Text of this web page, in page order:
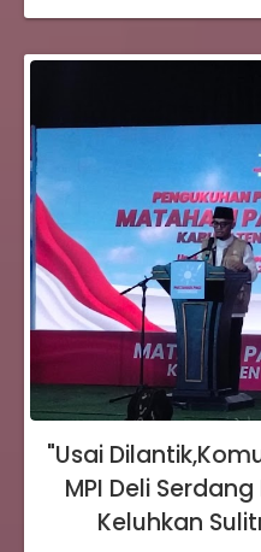
"Usai
MPI Deli
Keluhkan